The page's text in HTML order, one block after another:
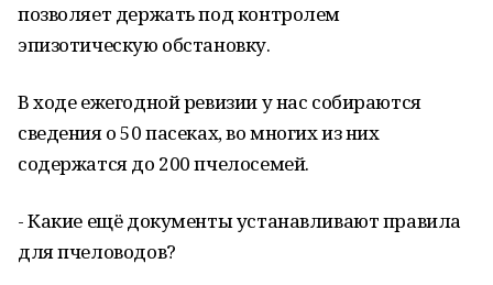
позволяет держать под контролем
эпизотическую обстановку.
В ходе ежегодной ревизии у нас собираются
сведения о 50 пасеках, во многих из них
содержатся до 200 пчелосемей.
- Какие ещё документы устанавливают правила
для пчеловодов?